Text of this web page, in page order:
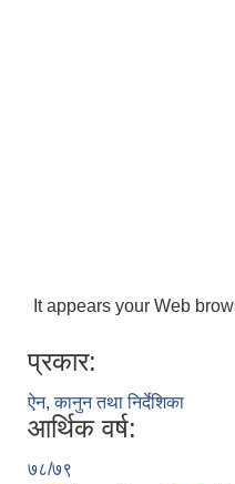
It appears your Web
प्रकार:
ऐन, कानुन तथा निर्देशिका
आर्थिक वर्ष:
७८/७९